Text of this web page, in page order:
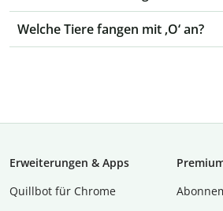
Welche Tiere fangen mit ‚O‘ an?
Erweiterungen & Apps
Quillbot für Chrome